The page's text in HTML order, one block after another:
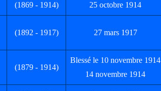
(1869 - 1914) 25 octobre 1914
(1892 - 1917) 27 mars 1917
(1879 - 1914)
Blessé le 10 novembre 1914
14 novembre 1914